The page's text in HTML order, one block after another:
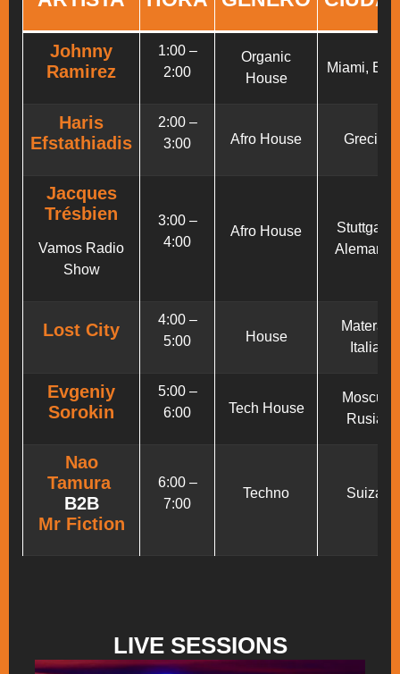
Johnny
Ramirez
1:00 –
2:00
Organic
House
Miami,
Haris
Efstathiadis
2:00 –
3:00
Afro House Grecia
Jacques
Trésbien
Vamos Radio
Show
3:00 –
4:00
Afro House
Stuttgart,
Alemania
Lost City
4:00 –
5:00
House
Matera,
Italia
Evgeniy
Sorokin
5:00 –
6:00
Tech House
Moscú,
Rusia
Nao
Tamura
B2B
Mr Fiction
6:00 –
7:00
Techno Suiza
LIVE SESSIONS